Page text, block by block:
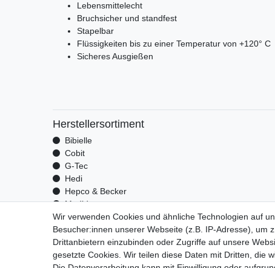
Lebensmittelecht
Bruchsicher und standfest
Stapelbar
Flüssigkeiten bis zu einer Temperatur von +120° C
Sicheres Ausgießen
Herstellersortiment
Bibielle
Cobit
G-Tec
Hedi
Hepco & Becker
Medid
Optrel
Pressol
Telwin
Wir verwenden Cookies und ähnliche Technologien auf
Besucher:innen unserer Webseite (z.B. IP-Adresse), um
Drittanbietern einzubinden oder Zugriffe auf unsere
gesetzte Cookies. Wir teilen diese Daten mit Dritten, die